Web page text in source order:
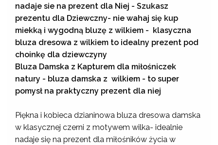
nadaje sie na prezent dla Niej - Szukasz
prezentu dla Dziewczny- nie wahaj się kup
miekką i wygodną bluzę z wilkiem - klasyczna
bluza dresowa z wilkiem to idealny prezent pod
choinkę dla dziewczyny
Bluza Damska z Kapturem dla miłośniczek
natury - bluza damska z wilkiem - to super
pomysł na praktyczny prezent dla niej
Piękna i kobieca dzianinowa bluza dresowa damska
w klasycznej czerni z motywem wilka- idealnie
nadaje się na prezent dla miłośników życia w